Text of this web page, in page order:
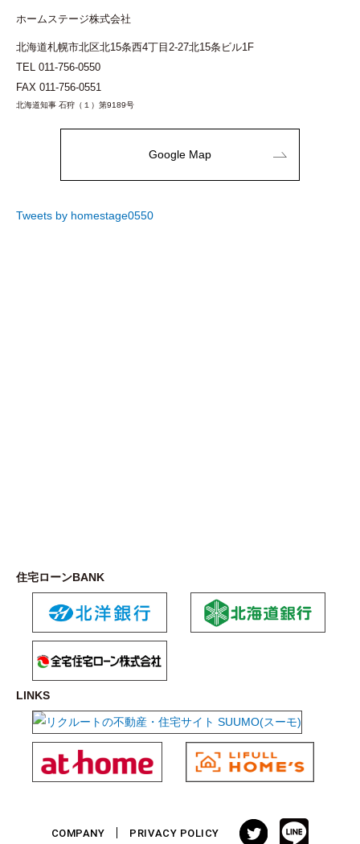
ホームステージ株式会社
北海道札幌市北区北15条西4丁目2-27北15条ビル1F
TEL 011-756-0550
FAX 011-756-0551
北海道知事 石狩（１）第9189号
Google Map
Tweets by homestage0550
住宅ローンBANK
LINKS
COMPANY PRIVACY POLICY